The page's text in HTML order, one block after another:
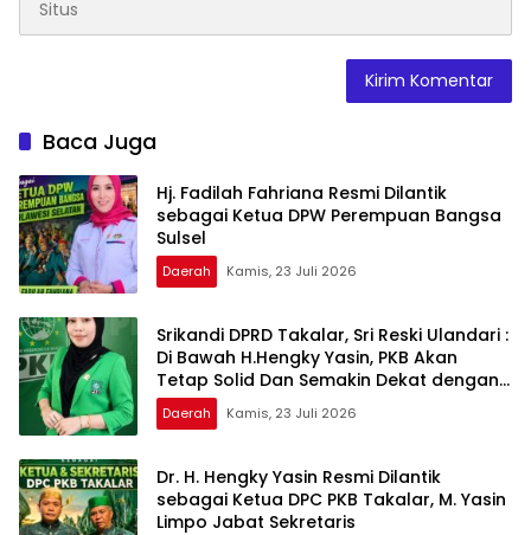
Baca Juga
Hj. Fadilah Fahriana Resmi Dilantik
sebagai Ketua DPW Perempuan Bangsa
Sulsel
Daerah Kamis, 23 Juli 2026
Srikandi DPRD Takalar, Sri Reski Ulandari :
Di Bawah H.Hengky Yasin, PKB Akan
Tetap Solid Dan Semakin Dekat dengan
Rakyat
Daerah Kamis, 23 Juli 2026
Dr. H. Hengky Yasin Resmi Dilantik
sebagai Ketua DPC PKB Takalar, M. Yasin
Limpo Jabat Sekretaris